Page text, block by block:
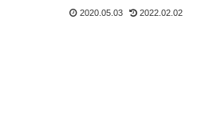
2020.05.03 2022.02.02